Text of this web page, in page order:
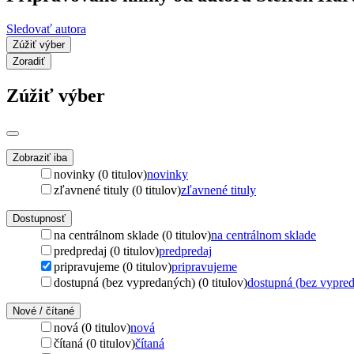
Sledovať autora
Zúžiť výber
Zoradiť
Zúžiť výber
Zobraziť iba
novinky (0 titulov)novinky
zľavnené tituly (0 titulov)zľavnené tituly
Dostupnosť
na centrálnom sklade (0 titulov)na centrálnom sklade
predpredaj (0 titulov)predpredaj
pripravujeme (0 titulov)pripravujeme
dostupná (bez vypredaných) (0 titulov)dostupná (bez
Nové / čítané
nová (0 titulov)nová
čítaná (0 titulov)čítaná